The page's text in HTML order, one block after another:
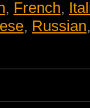
, French,
, Russian